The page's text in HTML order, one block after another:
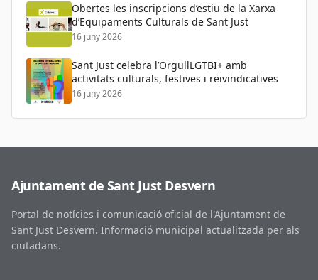
Obertes les inscripcions d’estiu de la Xarxa
d’Equipaments Culturals de Sant Just
16 juny 2026
Sant Just celebra l’OrgullLGTBI+ amb
activitats culturals, festives i reivindicatives
16 juny 2026
Ajuntament de Sant Just Desvern
Portal de notícies i comunicació oficial de l'Ajuntament de
Sant Just Desvern. Informació municipal actualitzada per als
ciutadans.